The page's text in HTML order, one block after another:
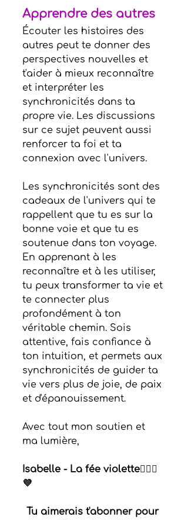
Apprendre des autres
Écouter les histoires des
autres peut te donner des
perspectives nouvelles et
t'aider à mieux reconnaître
et interpréter les
synchronicités dans ta
propre vie. Les discussions
sur ce sujet peuvent aussi
renforcer ta foi et ta
connexion avec l'univers.
Les synchronicités sont des
cadeaux de l'univers qui te
rappellent que tu es sur la
bonne voie et que tu es
soutenue dans ton voyage.
En apprenant à les
reconnaître et à les utiliser,
tu peux transformer ta vie et
te connecter plus
profondément à ton
véritable chemin. Sois
attentive, fais confiance à
ton intuition, et permets aux
synchronicités de guider ta
vie vers plus de joie, de paix
et d'épanouissement.
Avec tout mon soutien et
ma lumière,
Isabelle - La fée violette🧚🏻‍♀️
💜
Tu aimerais t'abonner pour